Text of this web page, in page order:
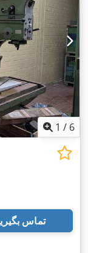
1 / 6
تماس